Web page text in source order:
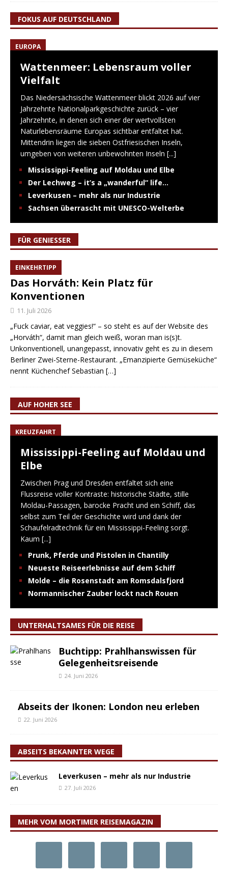
FOKUS AUF DEUTSCHLAND
EUROPA
Wattenmeer: Lebensraum voller
Vielfalt
Das Niedersächsische Wattenmeer blickt 2026 auf vier
Jahrzehnte Nationalparkgeschichte zurück – vier
Jahrzehnte, in denen sich einer der wertvollsten
Naturlebensräume Europas sichtbar entfaltet hat.
Mittendrin liegen die sieben Ostfriesischen Inseln,
umgeben von weiteren unbewohnten Inseln [...]
Mississippi-Feeling auf Moldau und Elbe
Der Lechweg – it’s a „wanderful“ life…
Leverkusen – mehr als nur Industrie
Sachsen überrascht mit UNESCO-Welterbe
FÜR GENIESSER
EINKEHRTIPP
Das Horváth: Kein Platz für
Konventionen
11. Juli 2026
„Fuck caviar, eat veggies!“ – so steht es auf der Website des
„Horváth“, damit man gleich weiß, woran man is(s)t.
Unkonventionell, unangepasst, innovativ geht es zu in diesem
Berliner Zwei-Sterne-Restaurant. „Emanzipierte Gemüseküche“
nennt Küchenchef Sebastian […]
AUF HOHER SEE
KREUZFAHRT
Mississippi-Feeling auf Moldau und
Elbe
Zwischen Prag und Dresden entfaltet sich eine
Flussreise voller Kontraste: historische Städte, stille
Moldau-Passagen, barocke Pracht und ein Schiff, das
selbst zum Teil der Geschichte wird und dank der
Schaufelradtechnik für ein Mississippi-Feeling sorgt.
Kaum [...]
Prunk, Pferde und Pistolen in Chantilly
Neueste Reiseerlebnisse auf dem Schiff
Molde – die Rosenstadt am Romsdalsfjord
Normannischer Zauber lockt nach Rouen
UNTERHALTSAMES FÜR DIE REISE
Buchtipp: Prahlhanswissen für
Gelegenheitsreisende
24. Juni 2026
Abseits der Ikonen: London neu erleben
22. Juni 2026
ABSEITS BEKANNTER WEGE
Leverkusen – mehr als nur Industrie
27. Juli 2026
MEHR VOM MORTIMER REISEMAGAZIN